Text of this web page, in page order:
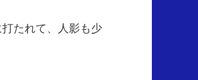
たれて、人影も少